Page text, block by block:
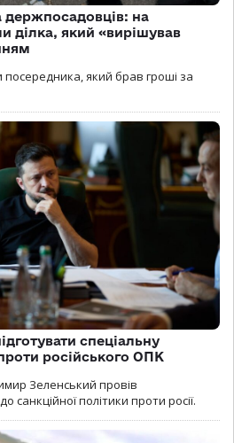
держпосадовців: на
ділка, який «вирішував
який брав гроші за
спеціальну
російського ОПК
Зеленський провів
політики проти росії.